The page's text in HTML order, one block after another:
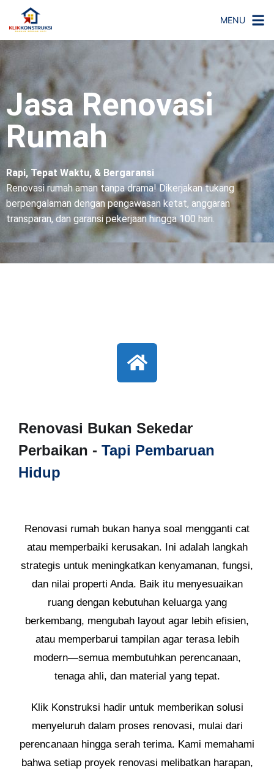
MENU
Jasa Renovasi
Rumah
Rapi, Tepat Waktu, & Bergaransi
Renovasi rumah aman tanpa drama! Dikerjakan tukang
berpengalaman dengan pengawasan ketat, anggaran
transparan, dan garansi pekerjaan hingga 100 hari.
Renovasi Bukan Sekedar
Perbaikan - Tapi Pembaruan
Hidup
Renovasi rumah bukan hanya soal mengganti cat
atau memperbaiki kerusakan. Ini adalah langkah
strategis untuk meningkatkan kenyamanan, fungsi,
dan nilai properti Anda. Baik itu menyesuaikan
ruang dengan kebutuhan keluarga yang
berkembang, mengubah layout agar lebih efisien,
atau memperbarui tampilan agar terasa lebih
modern—semua membutuhkan perencanaan,
tenaga ahli, dan material yang tepat.
Klik Konstruksi hadir untuk memberikan solusi
menyeluruh dalam proses renovasi, mulai dari
perencanaan hingga serah terima. Kami memahami
bahwa setiap proyek renovasi melibatkan harapan,